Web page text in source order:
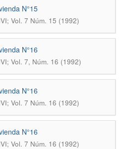
N°15
Vol. 7 Núm. 15 (1992)
N°16
Vol. 7, Núm. 16 (1992)
N°16
Vol. 7 Núm. 16 (1992)
N°16
Vol. 7 Núm. 16 (1992)